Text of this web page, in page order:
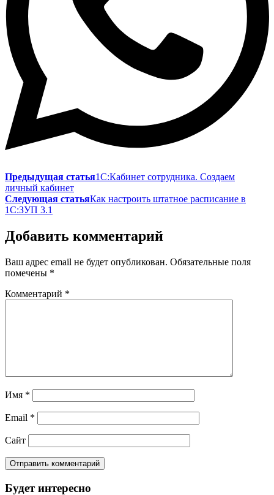
Предыдущая статья1С:Кабинет сотрудника. Создаем
личный кабинет
Следующая статьяКак настроить штатное расписание в
1С:ЗУП 3.1
Добавить комментарий
Ваш адрес email не будет опубликован. Обязательные поля
помечены *
Комментарий *
Имя *
Email *
Сайт
Будет интересно